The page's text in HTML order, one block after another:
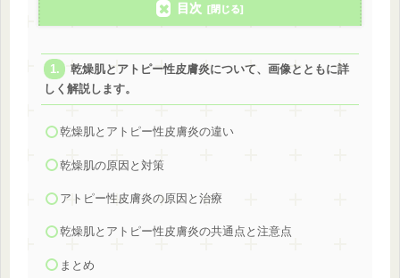
目次
乾燥肌とアトピー性皮膚炎について、画像とともに詳
しく解説します。
乾燥肌とアトピー性皮膚炎の違い
乾燥肌の原因と対策
アトピー性皮膚炎の原因と治療
乾燥肌とアトピー性皮膚炎の共通点と注意点
まとめ